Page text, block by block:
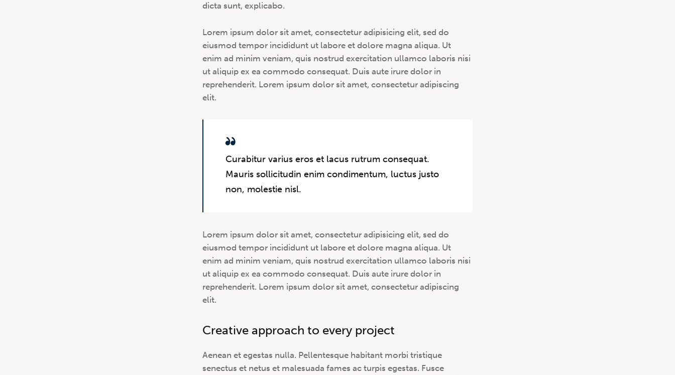
dicta sunt, explicabo.
Lorem ipsum dolor sit amet, consectetur adipisicing elit, sed do
eiusmod tempor incididunt ut labore et dolore magna aliqua. Ut
enim ad minim veniam, quis nostrud exercitation ullamco laboris nisi
ut aliquip ex ea commodo consequat. Duis aute irure dolor in
reprehenderit. Lorem ipsum dolor sit amet, consectetur adipiscing
elit.
Curabitur varius eros et lacus rutrum consequat.
Mauris sollicitudin enim condimentum, luctus justo
non, molestie nisl.
Lorem ipsum dolor sit amet, consectetur adipisicing elit, sed do
eiusmod tempor incididunt ut labore et dolore magna aliqua. Ut
enim ad minim veniam, quis nostrud exercitation ullamco laboris nisi
ut aliquip ex ea commodo consequat. Duis aute irure dolor in
reprehenderit. Lorem ipsum dolor sit amet, consectetur adipiscing
elit.
Creative approach to every project
Aenean et egestas nulla. Pellentesque habitant morbi tristique
senectus et netus et malesuada fames ac turpis egestas. Fusce